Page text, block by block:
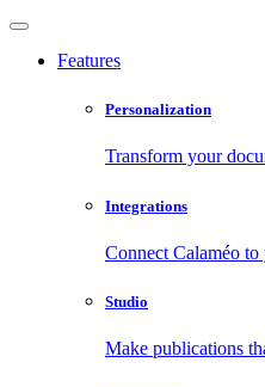
Features
Personalization
Transform your
Integrations
Connect Calaméo
Studio
Make publications